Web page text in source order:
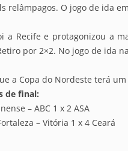
relâmpagos. O jogo de ida
a Recife e protagonizou a
por 2×2. No jogo de ida
a Copa do Nordeste terá
de final:
– ABC 1 x 2 ASA
– Vitória 1 x 4 Ceará